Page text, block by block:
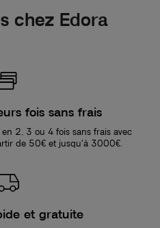
chez Edora
fois sans frais
2, 3 ou 4 fois sans frais avec
de 50€ et jusqu'à 3000€.
et gratuite